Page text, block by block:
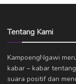
Tentang Kami
KampoengNgawi
kabar – kabar
suara positif dan